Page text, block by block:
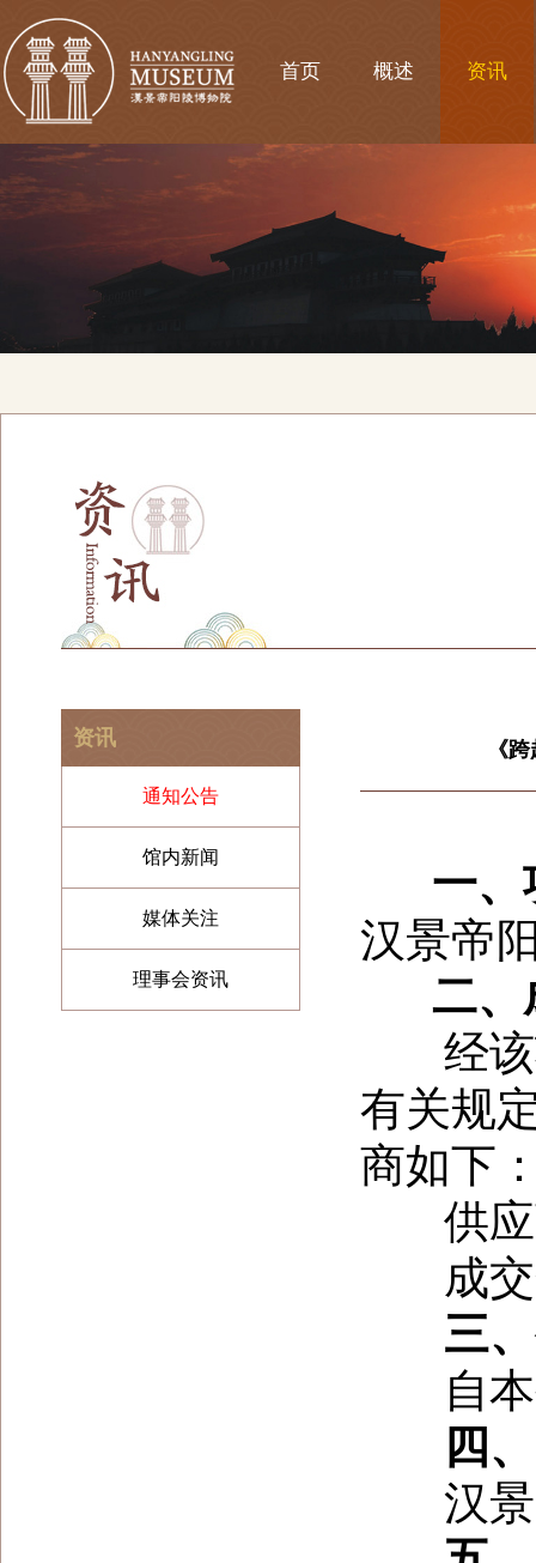
首页 概述 资讯
资讯
通知公告
馆内新闻
媒体关注
理事会资讯
《
一、
汉景帝
二、
经
有关规
商如下
供
成
三
自
四
汉